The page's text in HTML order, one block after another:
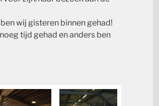
wij gisteren binnen gehad!
tijd gehad en anders ben